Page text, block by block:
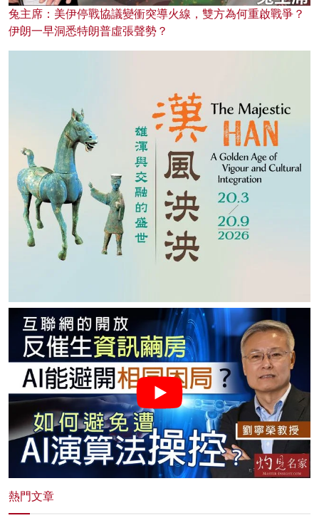
兔主席：美伊停戰協議變衝突導火線，雙方為何重啟戰爭？
伊朗一早洞悉特朗普虛張聲勢？
熱門文章